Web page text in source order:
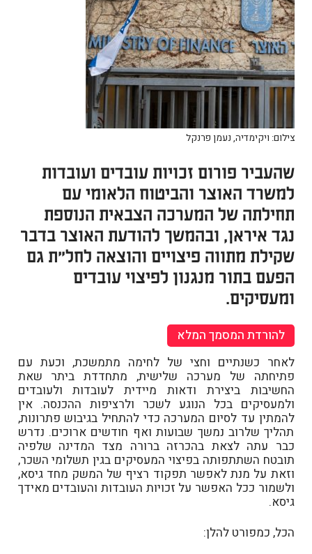
צילום: ויקימדיה, נעמן פרנקל
שהעביר פורום זכויות עובדים ועובדות
למשרד האוצר והביטוח הלאומי עם
תחילתה של המערכה הצבאית הנוספת
נגד איראן, ובהמשך להודעת האוצר בדבר
שקילת מתווה פיצויים והוצאה לחל"ת גם
הפעם בתור מנגנון לפיצוי עובדים
ומעסיקים.
להורדת המסמך המלא
לאחר כשנתיים וחצי של לחימה מתמשכת, וכעת עם
פתיחתה של מערכה שלישית, מתחדדת ביתר שאת
החשיבות ביצירת ודאות מיידית לעובדות ולעובדים
ולמעסיקים בכל הנוגע לשכר ולרציפות ההכנסה. אין
להמתין עד לסיום המערכה כדי להתחיל בגיבוש פתרונות,
תהליך שלרוב נמשך שבועות ואף חודשים ארוכים. נדרש
כבר עתה לצאת בהכרזה ברורה מצד המדינה שלפיה
תובטח השתתפותה בפיצוי המעסיקים בגין תשלומי השכר,
וזאת על מנת לאפשר תפקוד רציף של המשק מחד גיסא,
ולשמור ככל האפשר על זכויות העובדות והעובדים מאידך
גיסא.
הכל, כמפורט להלן: